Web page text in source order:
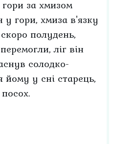
за хмизом
гори, хмиза в'язку
полудень,
ліг він
солодко-
йому у сні старець,